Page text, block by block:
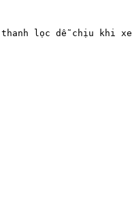
thanh lọc dễ chịu khi